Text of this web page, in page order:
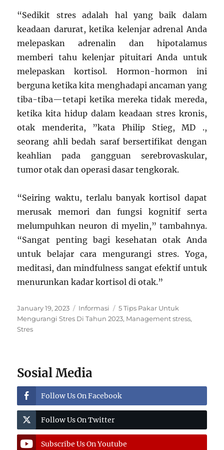
“Sedikit stres adalah hal yang baik dalam
keadaan darurat, ketika kelenjar adrenal Anda
melepaskan adrenalin dan hipotalamus
memberi tahu kelenjar pituitari Anda untuk
melepaskan kortisol. Hormon-hormon ini
berguna ketika kita menghadapi ancaman yang
tiba-tiba—tetapi ketika mereka tidak mereda,
ketika kita hidup dalam keadaan stres kronis,
otak menderita, ”kata Philip Stieg, MD .,
seorang ahli bedah saraf bersertifikat dengan
keahlian pada gangguan serebrovaskular,
tumor otak dan operasi dasar tengkorak.
“Seiring waktu, terlalu banyak kortisol dapat
merusak memori dan fungsi kognitif serta
melumpuhkan neuron di myelin,” tambahnya.
“Sangat penting bagi kesehatan otak Anda
untuk belajar cara mengurangi stres. Yoga,
meditasi, dan mindfulness sangat efektif untuk
menurunkan kadar kortisol di otak.”
Posted
on
January 19, 2023 Categories
Informasi Tags
5 Tips Pakar Untuk
Mengurangi Stres Di Tahun 2023, Management stress,
Stres
Sosial Media
Follow Us On Facebook
Follow Us On Twitter
Subscribe Us On Youtube